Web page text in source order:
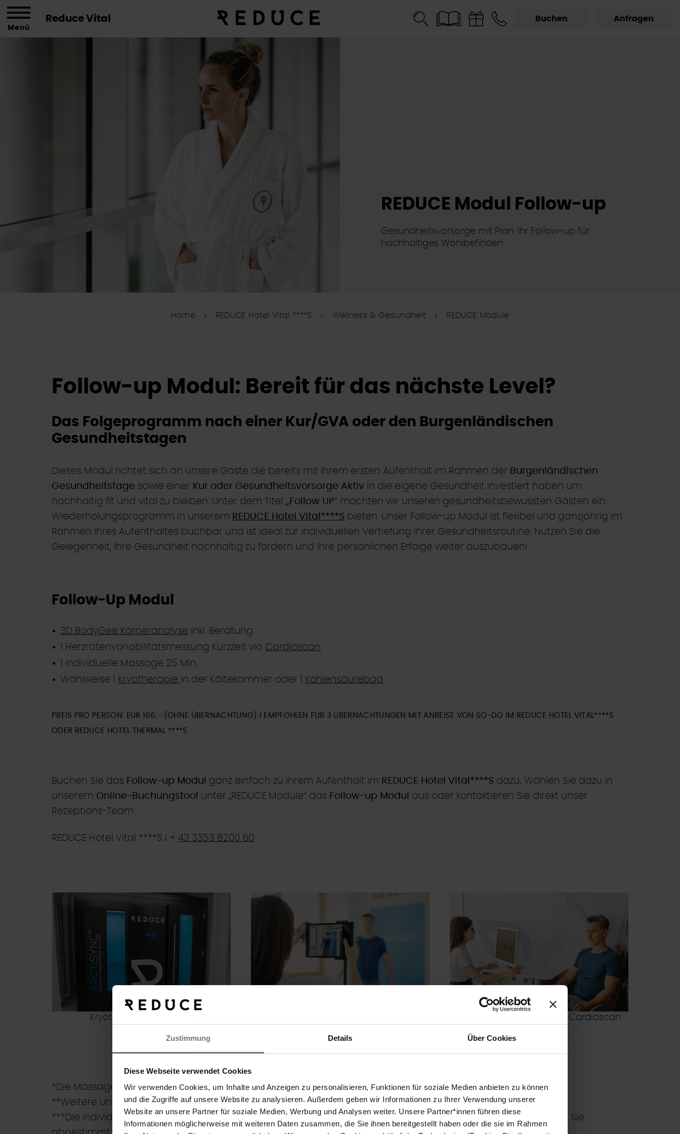
Zustimmung Details Über Cookies
Diese Webseite verwendet Cookies
Wir verwenden Cookies, um Inhalte und Anzeigen zu personalisieren, Funktionen für soziale Medien anbieten zu können
und die Zugriffe auf unsere Website zu analysieren. Außerdem geben wir Informationen zu Ihrer Verwendung unserer
Website an unsere Partner für soziale Medien, Werbung und Analysen weiter. Unsere Partner*innen führen diese
Informationen möglicherweise mit weiteren Daten zusammen, die Sie ihnen bereitgestellt haben oder die sie im Rahmen
REDUCE Modul Follow-up
Gesundheitsvorsorge mit Plan: Ihr Follow-up für
nachhaltiges Wohlbefinden
Reduce Vital Anfragen
Buchen
Home REDUCE Hotel Vital ****S Wellness & Gesundheit REDUCE Module
Follow-up Modul: Bereit für das nächste Level?
Das Folgeprogramm nach einer Kur/GVA oder den Burgenländischen
Gesundheitstagen
Dieses Modul richtet sich an unsere Gäste die bereits mit Ihrem ersten Aufenthalt im Rahmen der Burgenländischen
Gesundheitstage sowie einer Kur oder Gesundheitsvorsorge Aktiv in die eigene Gesundheit investiert haben um
nachhaltig fit und vital zu bleiben. Unter dem Titel „Follow UP“ möchten wir unseren gesundheitsbewussten Gästen ein
Wiederholungsprogramm in unserem REDUCE Hotel Vital****S bieten. Unser Follow-up Modul ist flexibel und ganzjährig im
Rahmen Ihres Aufenthaltes buchbar und ist ideal zur individuellen Vertiefung Ihrer Gesundheitsroutine. Nutzen Sie die
Gelegenheit, Ihre Gesundheit nachhaltig zu fördern und Ihre persönlichen Erfolge weiter auszubauen!
Follow-Up Modul
3D BodyGee Körperanalyse inkl. Beratung
1 Herzratenvariabilitätsmessung Kurzzeit via Cardioscan
1 individuelle Massage 25 Min.
Wahlweise 1 Kryotherapie in der Kältekammer oder 1 Kohlensäurebad
PREIS PRO PERSON: EUR 166,- (OHNE ÜBERNACHTUNG) I EMPFOHLEN FÜR 3 ÜBERNACHTUNGEN MIT ANREISE VON SO-DO IM REDUCE HOTEL VITAL****S
ODER REDUCE HOTEL THERMAL ****S
Buchen Sie das Follow-up Modul ganz einfach zu Ihrem Aufenthalt im REDUCE Hotel Vital****S dazu. Wählen Sie dazu in
unserem Online-Buchungstool unter „REDUCE Module“ das Follow-up Modul
aus oder kontaktieren Sie direkt unser
Rezeptions-Team.
REDUCE Hotel Vital ****S I + 43 3353 8200 60
Kryotherapie bei -110 C° HRV Kurzzeitmessung via Cardioscan
*Die Massagen sind bei medizinischer Notwendigkeit mit preisgleichen Therapien austauschbar.
**Weitere Untersuchungen ergeben sich je nach Kurverlauf und werden gesondert in Rechnung gestellt.
***Die individuelle Massage ist Ihre persönliche Wohlfühlmnassage, die von unseren Masseur:innen speziell auf Sie
Menü
Suche
3 volle Tage Urlaubsfeeling
Regeneration, Entspannung, feinste
Kulinarik & ganztägiger Badegenuss